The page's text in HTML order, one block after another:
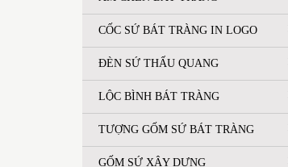
CỐC SỨ BÁT TRÀNG IN LOGO
ĐÈN SỨ THẤU QUANG
LỘC BÌNH BÁT TRÀNG
TƯỢNG GỐM SỨ BÁT TRÀNG
GỐM SỨ XÂY DỰNG